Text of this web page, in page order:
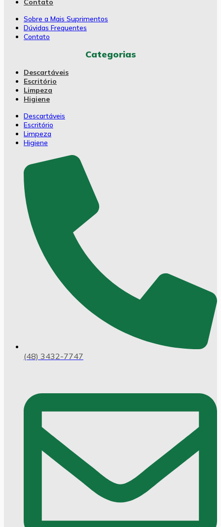
Contato
Sobre a Mais Suprimentos
Dúvidas Frequentes
Contato
Categorias
Descartáveis
Escritório
Limpeza
Higiene
Descartáveis
Escritório
Limpeza
Higiene
(48) 3432-7747